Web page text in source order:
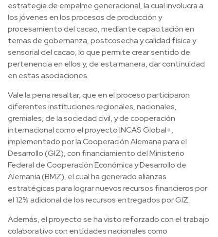
estrategia de empalme generacional, la cual involucra a
los jóvenes en los procesos de producción y
procesamiento del cacao, mediante capacitación en
temas de gobernanza, postcosecha y calidad física y
sensorial del cacao, lo que permite crear sentido de
pertenencia en ellos y, de esta manera, dar continuidad
en estas asociaciones.
Vale la pena resaltar, que en el proceso participaron
diferentes instituciones regionales, nacionales,
gremiales, de la sociedad civil, y de cooperación
internacional como el proyecto INCAS Global+,
implementado por la Cooperación Alemana para el
Desarrollo (GIZ), con financiamiento del Ministerio
Federal de Cooperación Económica y Desarrollo de
Alemania (BMZ), el cual ha generado alianzas
estratégicas para lograr nuevos recursos financieros por
el 12% adicional de los recursos entregados por GIZ.
Además, el proyecto se ha visto reforzado con el trabajo
colaborativo con entidades nacionales como